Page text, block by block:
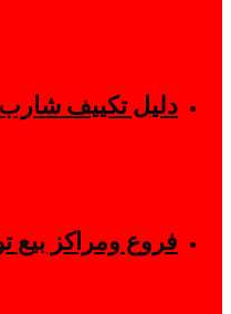
دليل تكييف شارب
فروع ومراكز بيع